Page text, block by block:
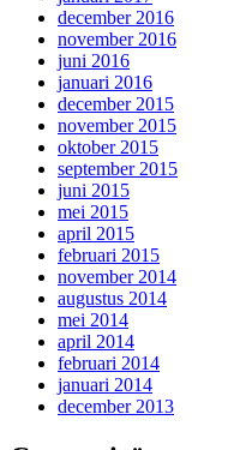
december 2016
november 2016
juni 2016
januari 2016
december 2015
november 2015
oktober 2015
september 2015
juni 2015
mei 2015
april 2015
februari 2015
november 2014
augustus 2014
mei 2014
april 2014
februari 2014
januari 2014
december 2013